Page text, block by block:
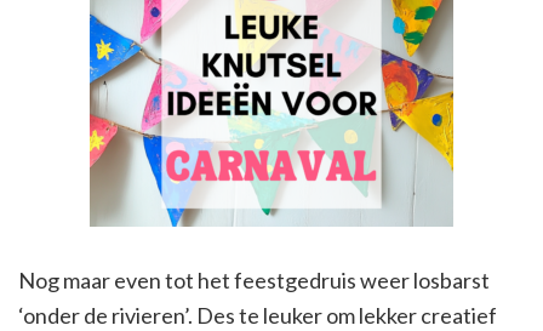
Nog maar even tot het feestgedruis weer losbarst
‘onder de rivieren’. Des te leuker om lekker creatief